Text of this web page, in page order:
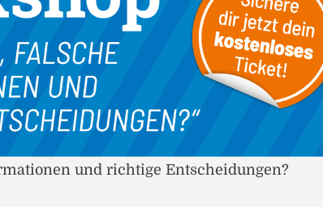
und richtige Entscheidungen?